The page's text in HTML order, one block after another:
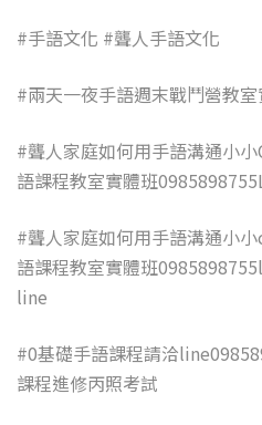
#手語文化 #聾人手語文化
#兩天一夜手語週末戰鬥營教
#聾人家庭如何用手語溝通小
語課程教室實體班
#聾人家庭如何用手語溝通小
語課程教室實體班
line
#0基礎手語課程請洽
課程進修丙照考試